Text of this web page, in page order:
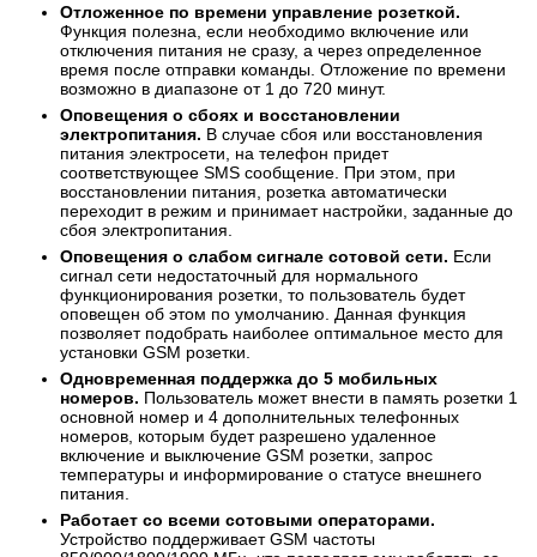
Отложенное по времени управление розеткой.
Функция полезна, если необходимо включение или
отключения питания не сразу, а через определенное
время после отправки команды. Отложение по времени
возможно в диапазоне от 1 до 720 минут.
Оповещения о сбоях и восстановлении
электропитания. В случае сбоя или восстановления
питания электросети, на телефон придет
соответствующее SMS сообщение. При этом, при
восстановлении питания, розетка автоматически
переходит в режим и принимает настройки, заданные до
сбоя электропитания.
Оповещения о слабом сигнале сотовой сети. Если
сигнал сети недостаточный для нормального
функционирования розетки, то пользователь будет
оповещен об этом по умолчанию. Данная функция
позволяет подобрать наиболее оптимальное место для
установки GSM розетки.
Одновременная поддержка до 5 мобильных
номеров. Пользователь может внести в память розетки 1
основной номер и 4 дополнительных телефонных
номеров, которым будет разрешено удаленное
включение и выключение GSM розетки, запрос
температуры и информирование о статусе внешнего
питания.
Работает со всеми сотовыми операторами.
Устройство поддерживает GSM частоты